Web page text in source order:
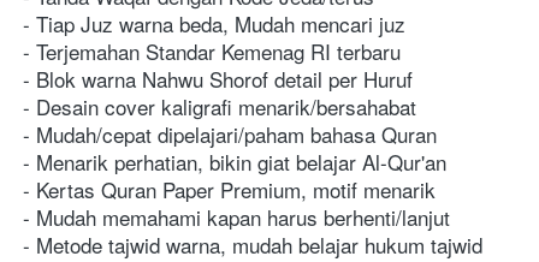
- Tiap Juz warna beda, Mudah mencari juz
- Terjemahan Standar Kemenag RI terbaru
- Blok warna Nahwu Shorof detail per Huruf
- Desain cover kaligrafi menarik/bersahabat
- Mudah/cepat dipelajari/paham bahasa Quran
- Menarik perhatian, bikin giat belajar Al-Qur'an
- Kertas Quran Paper Premium, motif menarik
- Mudah memahami kapan harus berhenti/lanjut
- Metode tajwid warna, mudah belajar hukum tajwid